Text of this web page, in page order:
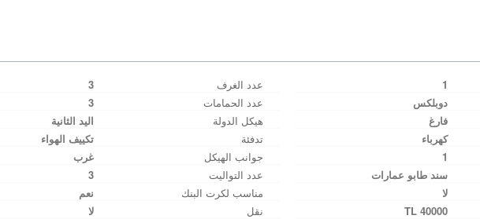
عدد الغرف 3
1
عدد الحمامات
3
دوبلكس
هيكل الدولة
اليد الثانية
فارغ
تدفئة
تكييف الهواء
كهرباء
جوانب الهيكل
غرب
1
عدد التواليت
3
سند طابو عمارات
مناسب لكرت البنك
نعم
لا
نقل
لا 40000 TL